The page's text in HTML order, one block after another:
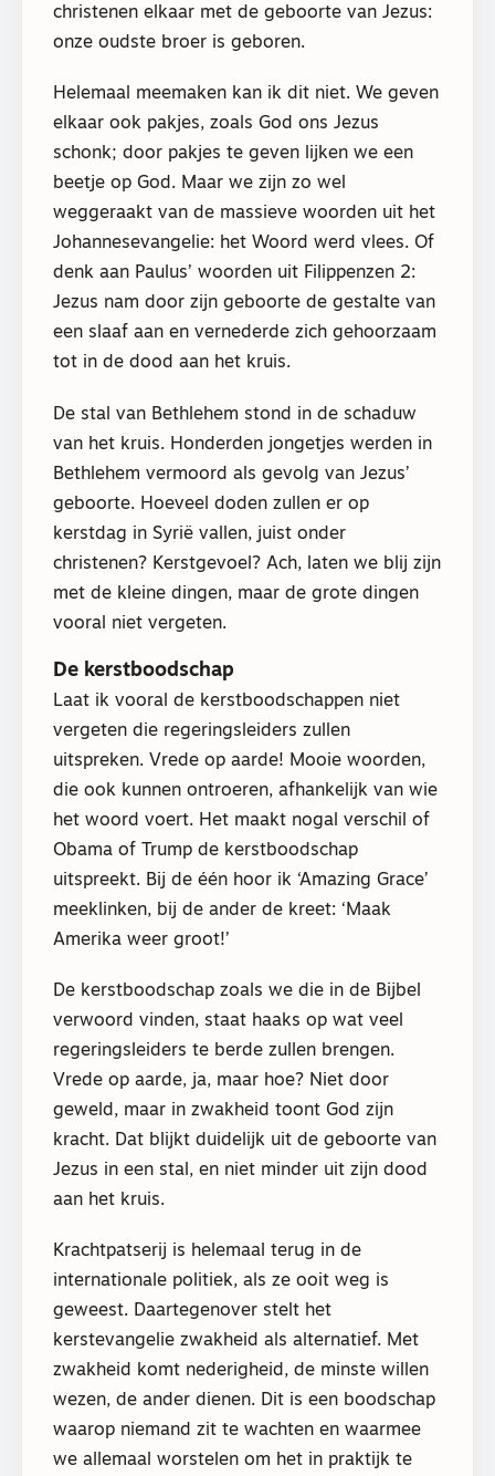
christenen elkaar met de geboorte van Jezus:
onze oudste broer is geboren.
Helemaal meemaken kan ik dit niet. We geven
elkaar ook pakjes, zoals God ons Jezus
schonk; door pakjes te geven lijken we een
beetje op God. Maar we zijn zo wel
weggeraakt van de massieve woorden uit het
Johannesevangelie: het Woord werd vlees. Of
denk aan Paulus’ woorden uit Filippenzen 2:
Jezus nam door zijn geboorte de gestalte van
een slaaf aan en vernederde zich gehoorzaam
tot in de dood aan het kruis.
De stal van Bethlehem stond in de schaduw
van het kruis. Honderden jongetjes werden in
Bethlehem vermoord als gevolg van Jezus’
geboorte. Hoeveel doden zullen er op
kerstdag in Syrië vallen, juist onder
christenen? Kerstgevoel? Ach, laten we blij zijn
met de kleine dingen, maar de grote dingen
vooral niet vergeten.
De kerstboodschap
Laat ik vooral de kerstboodschappen niet
vergeten die regeringsleiders zullen
uitspreken. Vrede op aarde! Mooie woorden,
die ook kunnen ontroeren, afhankelijk van wie
het woord voert. Het maakt nogal verschil of
Obama of Trump de kerstboodschap
uitspreekt. Bij de één hoor ik ‘Amazing Grace’
meeklinken, bij de ander de kreet: ‘Maak
Amerika weer groot!’
De kerstboodschap zoals we die in de Bijbel
verwoord vinden, staat haaks op wat veel
regeringsleiders te berde zullen brengen.
Vrede op aarde, ja, maar hoe? Niet door
geweld, maar in zwakheid toont God zijn
kracht. Dat blijkt duidelijk uit de geboorte van
Jezus in een stal, en niet minder uit zijn dood
aan het kruis.
Krachtpatserij is helemaal terug in de
internationale politiek, als ze ooit weg is
geweest. Daartegenover stelt het
kerstevangelie zwakheid als alternatief. Met
zwakheid komt nederigheid, de minste willen
wezen, de ander dienen. Dit is een boodschap
waarop niemand zit te wachten en waarmee
we allemaal worstelen om het in praktijk te